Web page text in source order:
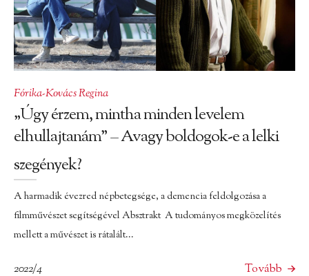
Fórika-Kovács Regina
„Úgy érzem, mintha minden levelem
elhullajtanám” – Avagy boldogok-e a lelki
szegények?
A harmadik évezred népbetegsége, a demencia feldolgozása a
filmművészet segítségével Absztrakt A tudományos megközelítés
mellett a művészet is rátalált...
2022/4 Tovább